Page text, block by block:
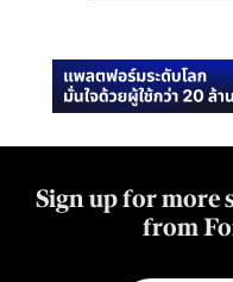
Sign up for more
from